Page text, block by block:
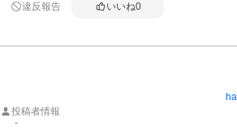
違反報告
いいね0
投稿者情報
-